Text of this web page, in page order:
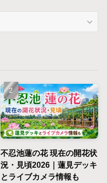
不忍池蓮の花 現在の開花状
況・見頃2026｜蓮見デッキ
とライブカメラ情報も